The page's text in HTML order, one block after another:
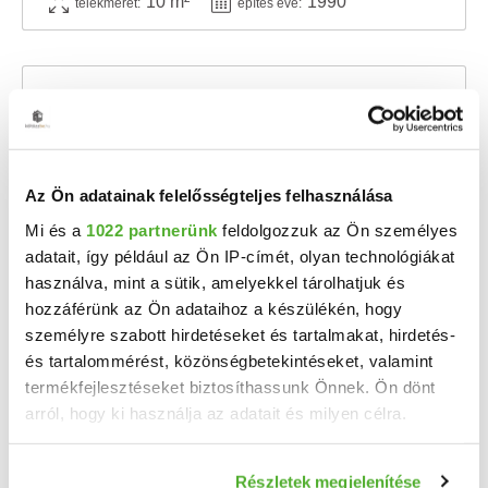
Az Ön adatainak felelősségteljes felhasználása
Mi és a 1022 partnerünk feldolgozzuk az Ön személyes
adatait, így például az Ön IP-címét, olyan technológiákat
használva, mint a sütik, amelyekkel tárolhatjuk és
hozzáférünk az Ön adataihoz a készülékén, hogy
személyre szabott hirdetéseket és tartalmakat, hirdetés-
és tartalommérést, közönségbetekintéseket, valamint
termékfejlesztéseket biztosíthassunk Önnek. Ön dönt
arról, hogy ki használja az adatait és milyen célra.
Részletek megjelenítése
telekméret: építés éve:
2.4 M Ft 2 367 Ft/m2
Nagysáp - Eladó telek
Eladó telek Nagysápon – panorámás, csendes környezetben Telek mérete: 1014 m² ...